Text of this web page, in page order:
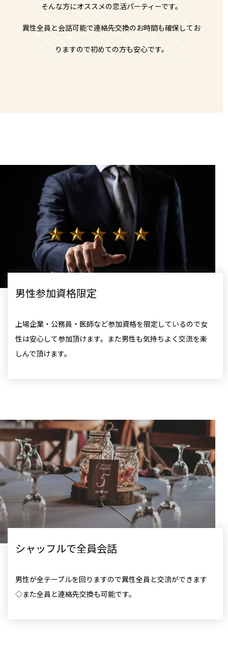
そんな方にオススメの恋活パーティーです。
異性全員と会話可能で連絡先交換のお時間も確保してお
りますので初めての方も安心です。
男性参加資格限定
上場企業・公務員・医師など参加資格を限定しているので女
性は安心して参加頂けます。また男性も気持ちよく交流を楽
しんで頂けます。
シャッフルで全員会話
男性が全テーブルを回りますので異性全員と交流ができます
◇また全員と連絡先交換も可能です。